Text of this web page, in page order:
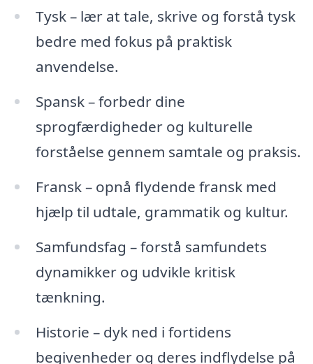
Tysk – lær at tale, skrive og forstå tysk
bedre med fokus på praktisk
anvendelse.
Spansk – forbedr dine
sprogfærdigheder og kulturelle
forståelse gennem samtale og praksis.
Fransk – opnå flydende fransk med
hjælp til udtale, grammatik og kultur.
Samfundsfag – forstå samfundets
dynamikker og udvikle kritisk
tænkning.
Historie – dyk ned i fortidens
begivenheder og deres indflydelse på